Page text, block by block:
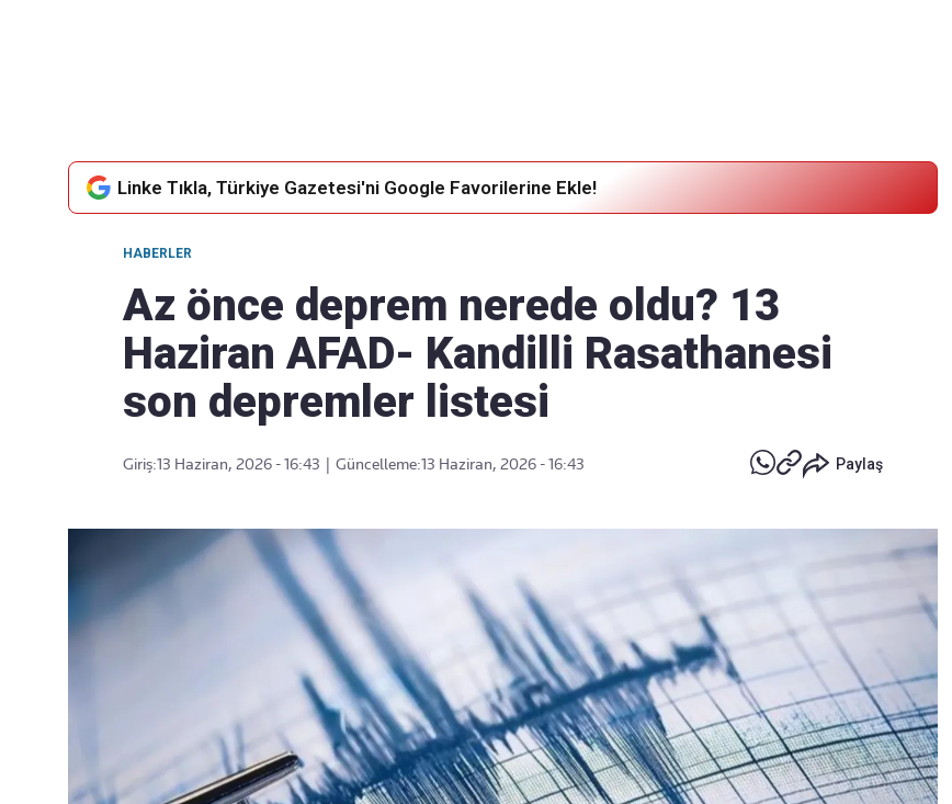
Linke Tıkla, Türkiye Gazetesi'ni Google Favorilerine Ekle!
HABERLER
Az önce deprem nerede oldu? 13
Haziran AFAD- Kandilli Rasathanesi
son depremler listesi
Giriş:13 Haziran, 2026 - 16:43 Güncelleme:13 Haziran, 2026 - 16:43 Paylaş